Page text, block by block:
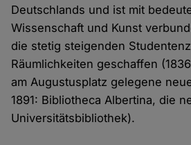
Deutschlands und ist mit
Wissenschaft und Kunst
die stetig steigenden
Räumlichkeiten geschaffen
am Augustusplatz gelegene
1891: Bibliotheca Albertina, die
Universitätsbibliothek).